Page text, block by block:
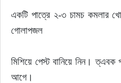
একটি পাত্রে ২-৩ চামচ কমলার
গোলাপজল
মিশিয়ে পেস্ট বানিয়ে নিন। ত্এবক
আগে।